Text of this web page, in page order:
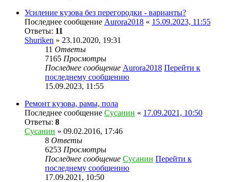
Усиление кузова без перегородки - варианты?
Последнее сообщение Aurora2018 « 15.09.2023, 11:55
Ответы: 11
Shuriken » 23.10.2020, 19:31
11 Ответы
7165 Просмотры
Последнее сообщение Aurora2018 Перейти к
последнему сообщению
15.09.2023, 11:55
Ремонт кузова, рамы, пола
Последнее сообщение Сусанин « 17.09.2021, 10:50
Ответы: 8
Сусанин » 09.02.2016, 17:46
8 Ответы
6253 Просмотры
Последнее сообщение Сусанин Перейти к
последнему сообщению
17.09.2021, 10:50